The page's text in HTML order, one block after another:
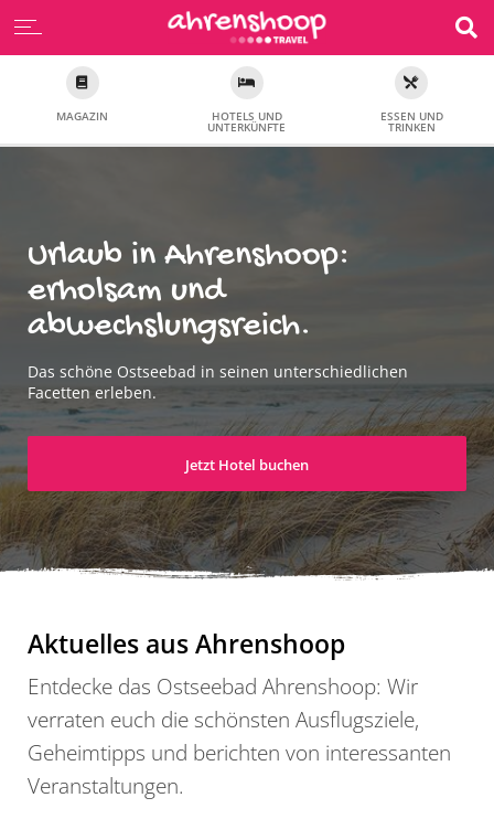
MAGAZIN HOTELS UND
UNTERKÜNFTE
ESSEN UND
TRINKEN
Urlaub in Ahrenshoop:
erholsam und
abwechslungsreich.
Das schöne Ostseebad in seinen unterschiedlichen
Facetten erleben.
Jetzt Hotel buchen
Aktuelles aus Ahrenshoop
Entdecke das Ostseebad Ahrenshoop: Wir
verraten euch die schönsten Ausflugsziele,
Geheimtipps und berichten von interessanten
Veranstaltungen.